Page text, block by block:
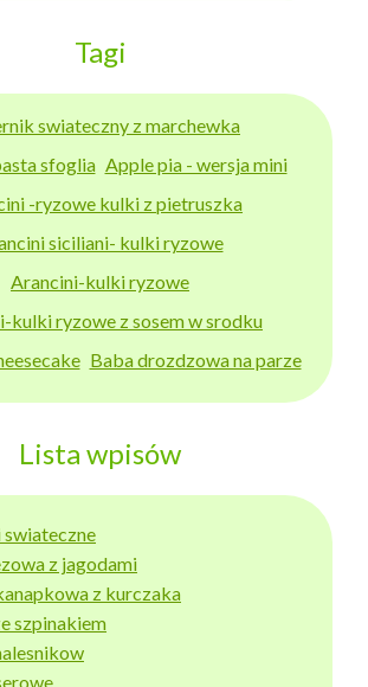
Tagi
swiateczny z marchewka
sfoglia Apple pia - wersja mini
-ryzowe kulki z pietruszka
siciliani- kulki ryzowe
Arancini-kulki ryzowe
kulki ryzowe z sosem w srodku
Baba drozdzowa na parze
Lista wpisów
z jagodami
z kurczaka
szpinakiem